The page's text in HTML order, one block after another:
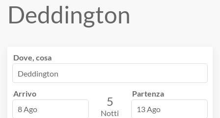
Deddington
Dove, cosa
Arrivo
8 Ago
5
Notti
Partenza
13 Ago